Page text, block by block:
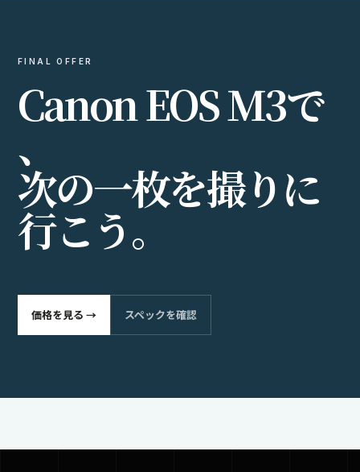
FINAL OFFER
CanonEOSM3で
、
次の一枚を撮りに
行こう。
価格を見る → スペックを確認